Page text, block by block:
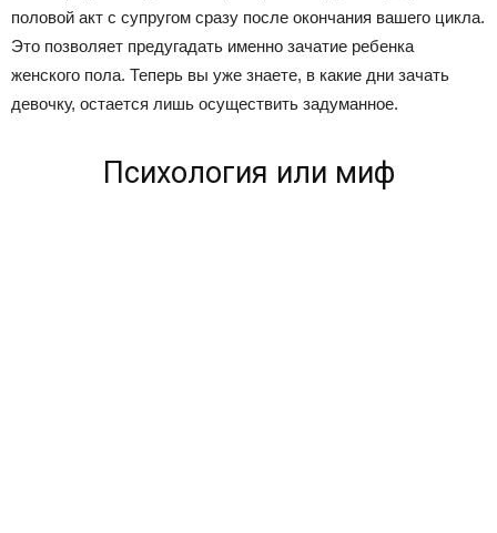
половой акт с супругом сразу после окончания вашего цикла.
Это позволяет предугадать именно зачатие ребенка
женского пола. Теперь вы уже знаете, в какие дни зачать
девочку, остается лишь осуществить задуманное.
Психология или миф